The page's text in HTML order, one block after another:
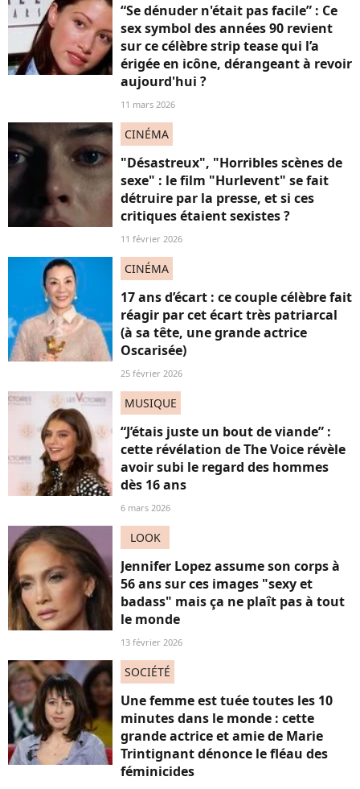
“Se dénuder n'était pas facile” : Ce
sex symbol des années 90 revient
sur ce célèbre strip tease qui l’a
érigée en icône, dérangeant à revoir
aujourd'hui ?
11 mars 2026
CINÉMA
"Désastreux", "Horribles scènes de
sexe" : le film "Hurlevent" se fait
détruire par la presse, et si ces
critiques étaient sexistes ?
11 février 2026
CINÉMA
17 ans d’écart : ce couple célèbre fait
réagir par cet écart très patriarcal
(à sa tête, une grande actrice
Oscarisée)
25 février 2026
MUSIQUE
“J’étais juste un bout de viande” :
cette révélation de The Voice révèle
avoir subi le regard des hommes
dès 16 ans
6 mars 2026
LOOK
Jennifer Lopez assume son corps à
56 ans sur ces images "sexy et
badass" mais ça ne plaît pas à tout
le monde
13 février 2026
SOCIÉTÉ
Une femme est tuée toutes les 10
minutes dans le monde : cette
grande actrice et amie de Marie
Trintignant dénonce le fléau des
féminicides